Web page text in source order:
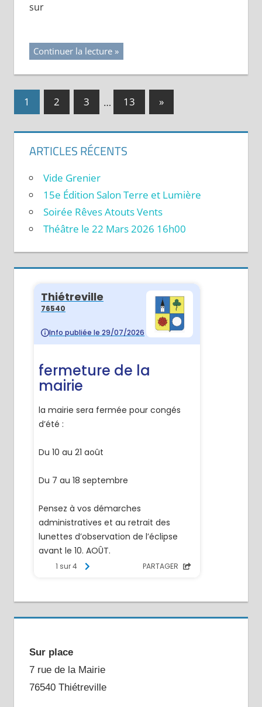
sur
Continuer la lecture
Navigation
des
articles
1 2 3 … 13
Publications
suivantes :
»
ARTICLES RÉCENTS
Vide Grenier
15e Édition Salon Terre et Lumière
Soirée Rêves Atouts Vents
Théâtre le 22 Mars 2026 16h00
Sur place
7 rue de la Mairie
76540 Thiétreville